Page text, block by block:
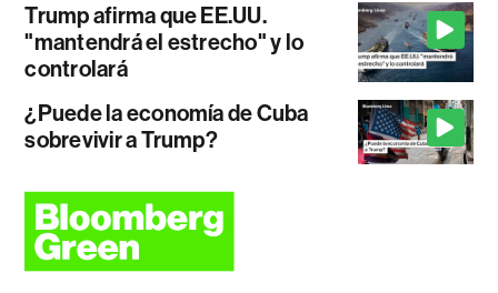
Trump afirma que EE.UU.
"mantendrá el estrecho" y lo
controlará
¿Puede la economía de Cuba
sobrevivir a Trump?